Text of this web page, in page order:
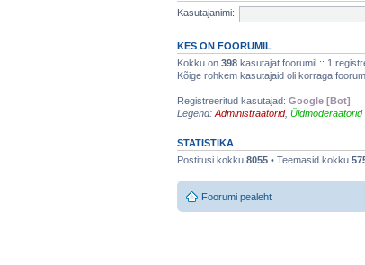
Kasutajanimi:
KES ON FOORUMIL
Kokku on 398 kasutajat foorumil :: 1
Kõige rohkem kasutajaid oli korraga
Registreeritud kasutajad: Google [Bot]
Legend: Administraatorid, Üldmoderaatorid
STATISTIKA
Postitusi kokku 8055 • Teemasid kokku
Foorumi pealeht